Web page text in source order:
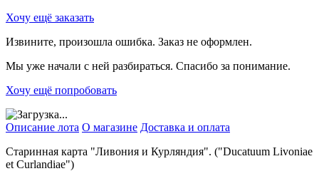
Хочу ещё заказать
Извините, произошла ошибка. Заказ не оформлен.
Мы уже начали с ней разбираться. Спасибо за понимание.
Хочу ещё попробовать
Описание лота О магазине Доставка и оплата
Старинная карта "Ливония и Курляндия". ("Ducatuum Livoniae
et Curlandiae")